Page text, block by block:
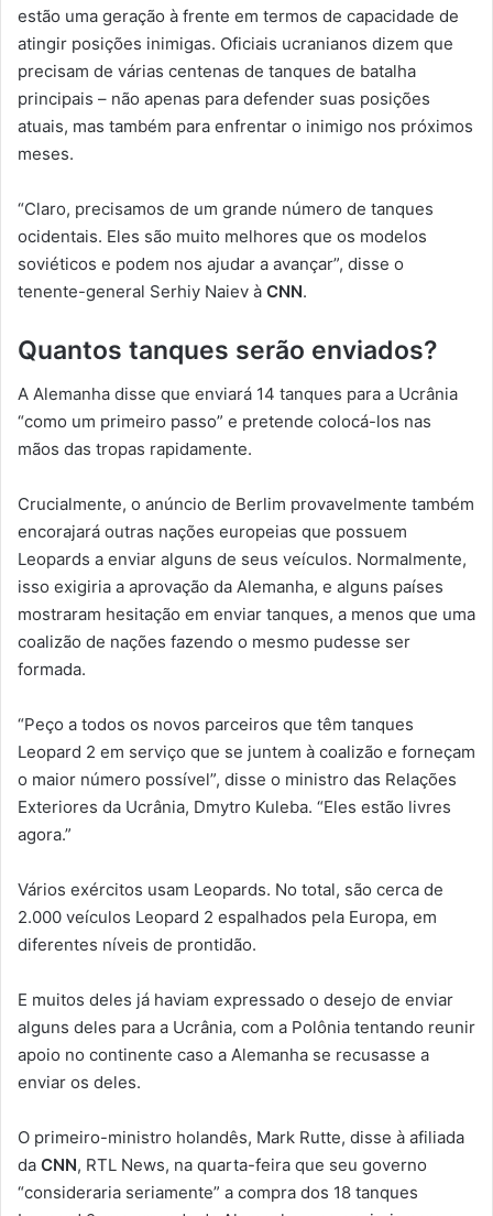
estão uma geração à frente em termos de capacidade de
atingir posições inimigas. Oficiais ucranianos dizem que
precisam de várias centenas de tanques de batalha
principais – não apenas para defender suas posições
atuais, mas também para enfrentar o inimigo nos próximos
meses.
“Claro, precisamos de um grande número de tanques
ocidentais. Eles são muito melhores que os modelos
soviéticos e podem nos ajudar a avançar”, disse o
tenente-general Serhiy Naiev à CNN.
Quantos tanques serão enviados?
A Alemanha disse que enviará 14 tanques para a Ucrânia
“como um primeiro passo” e pretende colocá-los nas
mãos das tropas rapidamente.
Crucialmente, o anúncio de Berlim provavelmente também
encorajará outras nações europeias que possuem
Leopards a enviar alguns de seus veículos. Normalmente,
isso exigiria a aprovação da Alemanha, e alguns países
mostraram hesitação em enviar tanques, a menos que uma
coalizão de nações fazendo o mesmo pudesse ser
formada.
“Peço a todos os novos parceiros que têm tanques
Leopard 2 em serviço que se juntem à coalizão e forneçam
o maior número possível”, disse o ministro das Relações
Exteriores da Ucrânia, Dmytro Kuleba. “Eles estão livres
agora.”
Vários exércitos usam Leopards. No total, são cerca de
2.000 veículos Leopard 2 espalhados pela Europa, em
diferentes níveis de prontidão.
E muitos deles já haviam expressado o desejo de enviar
alguns deles para a Ucrânia, com a Polônia tentando reunir
apoio no continente caso a Alemanha se recusasse a
enviar os deles.
O primeiro-ministro holandês, Mark Rutte, disse à afiliada
da CNN, RTL News, na quarta-feira que seu governo
“consideraria seriamente” a compra dos 18 tanques